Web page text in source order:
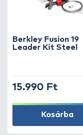
Berkley Fusion 19
Leader Kit Steel
15.990 Ft
Kosárba